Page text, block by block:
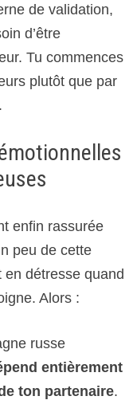
de validation,
d’être
Tu commences
plutôt que par
enfin rassurée
peu de cette
détresse quand
Alors :
russe
entièrement
ton partenaire.